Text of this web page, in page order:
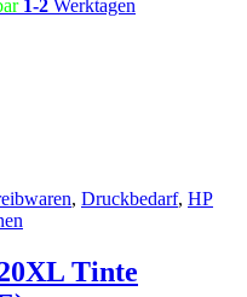
1-2 Werktagen
, Druckbedarf, HP
Tinte